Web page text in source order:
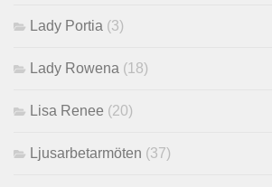
Lady Portia (3)
Lady Rowena (18)
Lisa Renee (20)
Ljusarbetarmöten (37)